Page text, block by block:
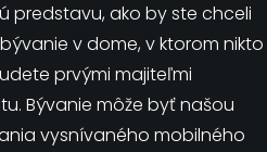
predstavu, ako by ste chceli
v dome, v ktorom nikto
prvými majiteľmi
Bývanie môže byť našou
vysnívaného mobilného